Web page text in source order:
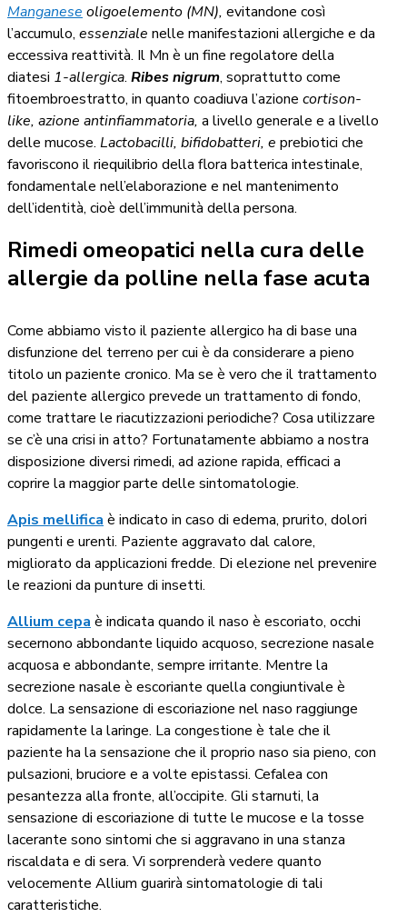
Manganese oligoelemento (MN), evitandone così
l’accumulo, essenziale nelle manifestazioni allergiche e da
eccessiva reattività. Il Mn è un fine regolatore della
diatesi 1-allergica. Ribes nigrum, soprattutto come
fitoembroestratto, in quanto coadiuva l’azione cortison-
like, azione antinfiammatoria, a livello generale e a livello
delle mucose. Lactobacilli, bifidobatteri, e prebiotici che
favoriscono il riequilibrio della flora batterica intestinale,
fondamentale nell’elaborazione e nel mantenimento
dell’identità, cioè dell’immunità della persona.
Rimedi omeopatici nella cura delle
allergie da polline nella fase acuta
Come abbiamo visto il paziente allergico ha di base una
disfunzione del terreno per cui è da considerare a pieno
titolo un paziente cronico. Ma se è vero che il trattamento
del paziente allergico prevede un trattamento di fondo,
come trattare le riacutizzazioni periodiche? Cosa utilizzare
se c’è una crisi in atto? Fortunatamente abbiamo a nostra
disposizione diversi rimedi, ad azione rapida, efficaci a
coprire la maggior parte delle sintomatologie.
Apis mellificaè indicato in caso di edema, prurito, dolori
pungenti e urenti. Paziente aggravato dal calore,
migliorato da applicazioni fredde. Di elezione nel prevenire
le reazioni da punture di insetti.
Allium cepaè indicata quando il naso è escoriato, occhi
secernono abbondante liquido acquoso, secrezione nasale
acquosa e abbondante, sempre irritante. Mentre la
secrezione nasale è escoriante quella congiuntivale è
dolce. La sensazione di escoriazione nel naso raggiunge
rapidamente la laringe. La congestione è tale che il
paziente ha la sensazione che il proprio naso sia pieno, con
pulsazioni, bruciore e a volte epistassi. Cefalea con
pesantezza alla fronte, all’occipite. Gli starnuti, la
sensazione di escoriazione di tutte le mucose e la tosse
lacerante sono sintomi che si aggravano in una stanza
riscaldata e di sera. Vi sorprenderà vedere quanto
velocemente Allium guarirà sintomatologie di tali
caratteristiche.